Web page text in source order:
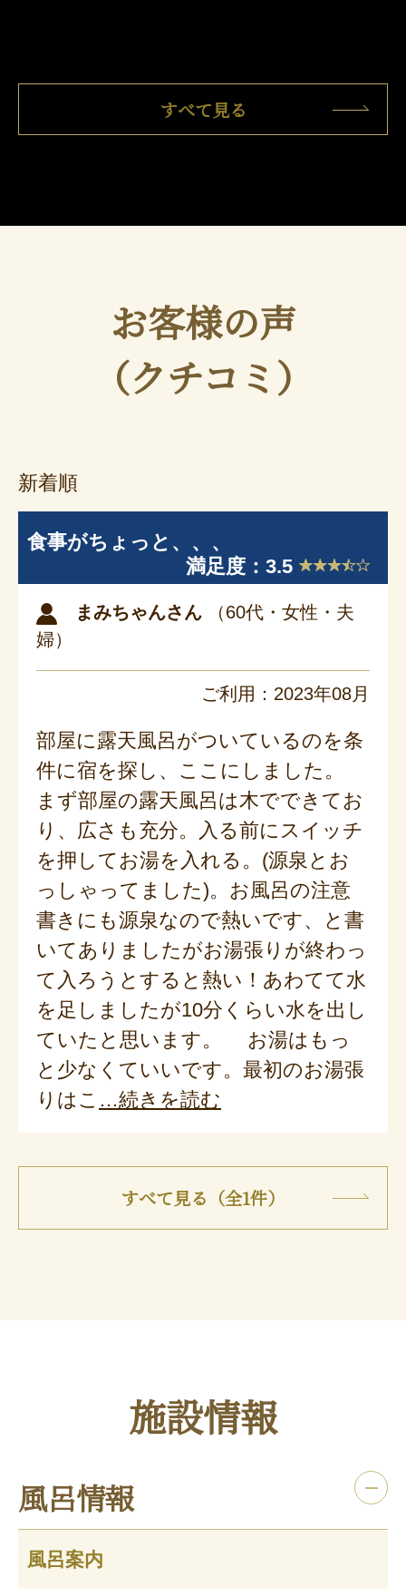
すべて見る
お客様の声
（クチコミ）
新着順
食事がちょっと、、、
満足度：3.5
まみちゃんさん
（60代・女性・夫
婦）
ご利用：2023年08月
部屋に露天風呂がついているのを条
件に宿を探し、ここにしました。
まず部屋の露天風呂は木でできてお
り、広さも充分。入る前にスイッチ
を押してお湯を入れる。(源泉とお
っしゃってました)。お風呂の注意
書きにも源泉なので熱いです、と書
いてありましたがお湯張りが終わっ
て入ろうとすると熱い！あわてて水
を足しましたが10分くらい水を出し
ていたと思います。 お湯はもっ
と少なくていいです。最初のお湯張
りはこ
続きを読む
すべて見る（全1件）
施設情報
風呂情報
風呂案内